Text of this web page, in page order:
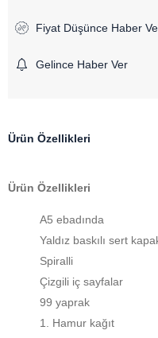
Fiyat Düşünce Haber
Gelince Haber Ver
Ürün Özellikleri
Ürün Özellikleri
A5 ebadında
Yaldız baskılı sert
Spiralli
Çizgili iç sayfalar
99 yaprak
1. Hamur kağıt